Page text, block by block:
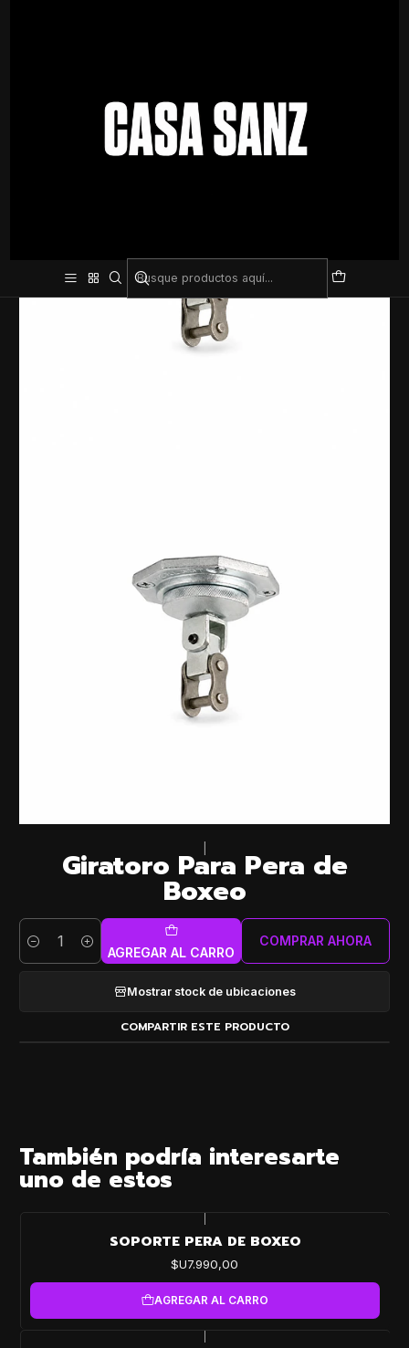
Giratoro Para Pera de
Boxeo
Cantidad AGREGAR AL CARRO
COMPRAR AHORA
Mostrar stock de ubicaciones
COMPARTIR ESTE PRODUCTO
También podría interesarte
uno de estos
SOPORTE PERA DE BOXEO
$U7.990,00
AGREGAR AL CARRO